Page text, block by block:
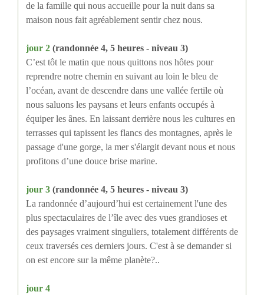
de la famille qui nous accueille pour la nuit dans sa
maison nous fait agréablement sentir chez nous.
jour 2 (randonnée 4, 5 heures - niveau 3)
C’est tôt le matin que nous quittons nos hôtes pour
reprendre notre chemin en suivant au loin le bleu de
l’océan, avant de descendre dans une vallée fertile où
nous saluons les paysans et leurs enfants occupés à
équiper les ânes. En laissant derrière nous les cultures en
terrasses qui tapissent les flancs des montagnes, après le
passage d'une gorge, la mer s'élargit devant nous et nous
profitons d’une douce brise marine.
jour 3 (randonnée 4, 5 heures - niveau 3)
La randonnée d’aujourd’hui est certainement l'une des
plus spectaculaires de l’île avec des vues grandioses et
des paysages vraiment singuliers, totalement différents de
ceux traversés ces derniers jours. C'est à se demander si
on est encore sur la même planète?..
jour 4